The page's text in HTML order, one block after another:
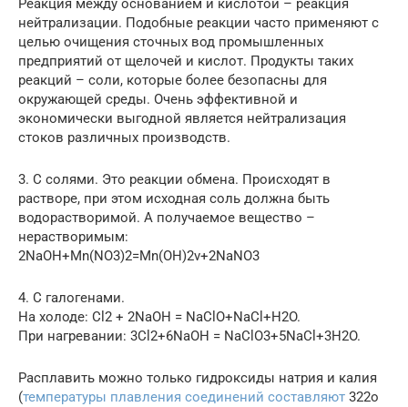
Реакция между основанием и кислотой – реакция
нейтрализации. Подобные реакции часто применяют с
целью очищения сточных вод промышленных
предприятий от щелочей и кислот. Продукты таких
реакций – соли, которые более безопасны для
окружающей среды. Очень эффективной и
экономически выгодной является нейтрализация
стоков различных производств.
3. С солями. Это реакции обмена. Происходят в
растворе, при этом исходная соль должна быть
водорастворимой. А получаемое вещество –
нерастворимым:
2NaOH+Mn(NO3)2=Mn(OH)2v+2NaNO3
4. С галогенами.
На холоде: Cl2 + 2NaOH = NaClO+NaCl+H2O.
При нагревании: 3Cl2+6NaOH = NaClO3+5NaCl+3H2O.
Расплавить можно только гидроксиды натрия и калия
(температуры плавления соединений составляют 322о